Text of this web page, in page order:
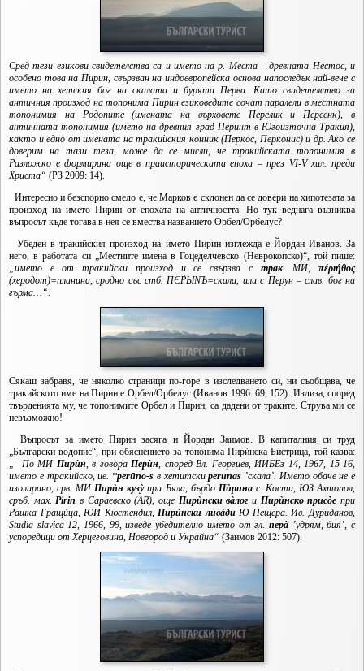
Сред тези езикови свидетелства са и името на р. Места – древната Нестос, и
особено това на Пирин, свързван на индоевропейска основа напоследък най-вече с
името на хетския бог на скалата и бурята Перва. Като свидетелство за
античния произход на топонима Пирин езиковедите сочат паралели в местната
топонимия на Родопите (имената на върховете Перелик и Персенк), в
античната топонимия (името на древния град Перинт в Югоизточна Тракия),
както и едно от имената на тракийския конник (Перкос, Перконис) и др. Ако се
доверим на тази теза, може да се мисли, че тракийската топонимия в
Разложко е формирана още в праисторическата епоха – през VI-V хил. преди
Христа“ (РЗ 2009: 14).
Интересно и безспорно смело е, че Марков е склонен да се довери на хипотезата за
произход на името Пирин от епохата на античността. Но тук веднага възниква
въпросът къде тогава в нея се вмества названието Орбел/Орбелус?
Убеден в тракийския произход на името Пирин изглежда е Йордан Иванов. За
него, в работата си „Местните имена в Гоцеделчевско (Неврокопско)“, той пише:
„името е от тракийски произход и се свързва с трак. МИ,πέριήθος
(херодот)=планина, сродно със стб. ПЄР̀ЫNЪ=скала, или с Перун – слав. бог на
гърма…“.
Сякаш забравя, че няколко страници по-горе в изследването си, ни съобщава, че
тракийското име на Пирин е Орбел/Орбелус (Иванов 1996: 69, 152). Излиза, според
твърденията му, че топонимите Орбел и Пирин, са дадени от траките. Струва ми се
невъзможно!
Въпросът за името Пирин засяга и Йордан Заимов. В капиталния си труд
„Български водопис“, при обяснението за топонима Пирѝнска Бѝстрица, той казва:
„- По МИ Пирѝн, в говораПерѝн, според Вл. Георгиев, ИИБЕз 14, 1967, 15-16,
името е тракийско, ие. *perūno-s в хетитскиperunas ’скала’. Името обаче не е
изолирано, срв. МИПирѝн кузỳпри Бяла, бърдо Пѝринас. Кости, ЮЗ Ахтопол,
сръб. мах.Pirin в Сараевско (AR), още Пирѝнски вàлоги Пирѝнско присòе при
Рашка Гращѝца, ЮИ Кюстендил,Пирѝнски ливàдиЮ Пещера. Ив. Дуриданов,
Studia slavica 12, 1966, 99, изведе убедително името от гл. перà’удрям, бия’, с
успоредици от Херцеговина, Новгород и Украйна“ (Заимов 2012: 507).